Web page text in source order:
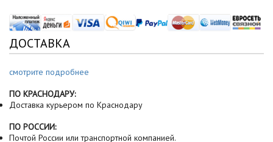
ДОСТАВКА
смотрите подробнее
ПО КРАСНОДАРУ:
Доставка курьером по Краснодару
ПО РОССИИ:
Почтой России или транспортной компанией.